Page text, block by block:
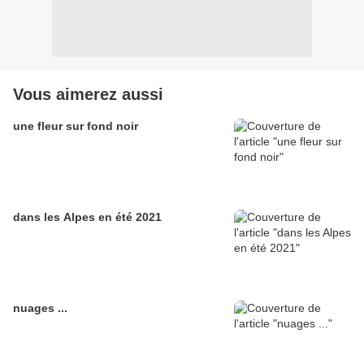
Vous aimerez aussi
une fleur sur fond noir
dans les Alpes en été 2021
nuages ...